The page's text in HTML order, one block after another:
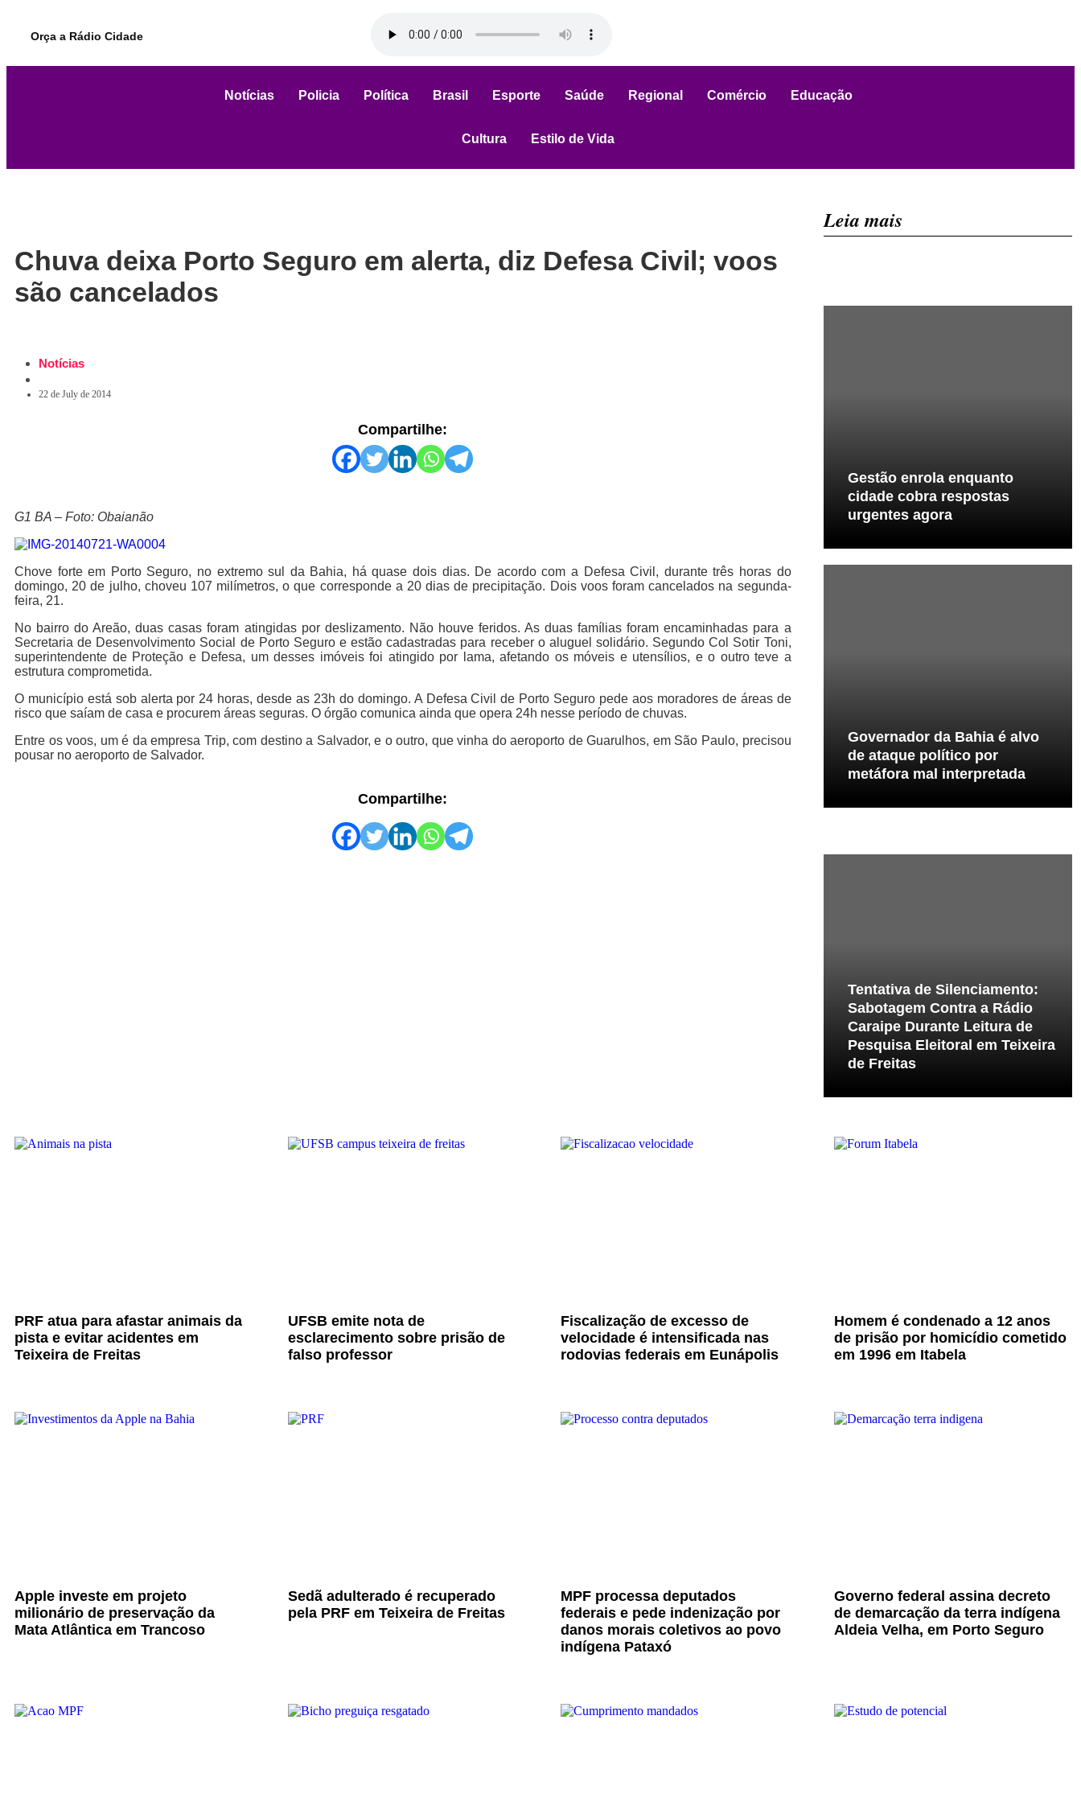
Orça a Rádio Cidade
Notícias Policia Política Brasil Esporte Saúde Regional Comércio Educação
Cultura Estilo de Vida
Chuva deixa Porto Seguro em alerta, diz Defesa Civil; voos
são cancelados
Notícias
22 de July de 2014
Compartilhe:
G1 BA – Foto: Obaianão
Chove forte em Porto Seguro, no extremo sul da Bahia, há quase dois dias. De acordo com a Defesa Civil, durante três horas do
domingo, 20 de julho, choveu 107 milímetros, o que corresponde a 20 dias de precipitação. Dois voos foram cancelados na segunda-
feira, 21.
No bairro do Areão, duas casas foram atingidas por deslizamento. Não houve feridos. As duas famílias foram encaminhadas para a
Secretaria de Desenvolvimento Social de Porto Seguro e estão cadastradas para receber o aluguel solidário. Segundo Col Sotir Toni,
superintendente de Proteção e Defesa, um desses imóveis foi atingido por lama, afetando os móveis e utensílios, e o outro teve a
estrutura comprometida.
O município está sob alerta por 24 horas, desde as 23h do domingo. A Defesa Civil de Porto Seguro pede aos moradores de áreas de
risco que saíam de casa e procurem áreas seguras. O órgão comunica ainda que opera 24h nesse período de chuvas.
Entre os voos, um é da empresa Trip, com destino a Salvador, e o outro, que vinha do aeroporto de Guarulhos, em São Paulo, precisou
pousar no aeroporto de Salvador.
Compartilhe:
Leia mais
Gestão enrola enquanto
cidade cobra respostas
urgentes agora
Governador da Bahia é alvo
de ataque político por
metáfora mal interpretada
Tentativa de Silenciamento:
Sabotagem Contra a Rádio
Caraipe Durante Leitura de
Pesquisa Eleitoral em Teixeira
de Freitas
PRF atua para afastar animais da
pista e evitar acidentes em
Teixeira de Freitas
UFSB emite nota de
esclarecimento sobre prisão de
falso professor
Fiscalização de excesso de
velocidade é intensificada nas
rodovias federais em Eunápolis
Homem é condenado a 12 anos
de prisão por homicídio cometido
em 1996 em Itabela
Apple investe em projeto
milionário de preservação da
Mata Atlântica em Trancoso
Sedã adulterado é recuperado
pela PRF em Teixeira de Freitas
MPF processa deputados
federais e pede indenização por
danos morais coletivos ao povo
indígena Pataxó
Governo federal assina decreto
de demarcação da terra indígena
Aldeia Velha, em Porto Seguro